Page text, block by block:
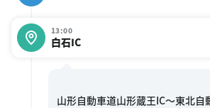
13:00
白石IC
山形自動車道山形蔵王IC〜東北自